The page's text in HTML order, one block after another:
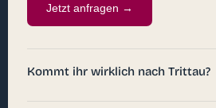
Jetzt anfragen →
Kommt ihr wirklich nach Trittau?